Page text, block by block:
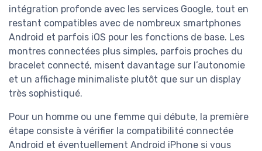
intégration profonde avec les services Google, tout en
restant compatibles avec de nombreux smartphones
Android et parfois iOS pour les fonctions de base. Les
montres connectées plus simples, parfois proches du
bracelet connecté, misent davantage sur l’autonomie
et un affichage minimaliste plutôt que sur un display
très sophistiqué.
Pour un homme ou une femme qui débute, la première
étape consiste à vérifier la compatibilité connectée
Android et éventuellement Android iPhone si vous